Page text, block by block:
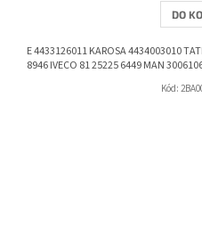
DO
E 4433126011 KAROSA 4434003010
8946 IVECO 81 25225 6449 MAN
Kód: